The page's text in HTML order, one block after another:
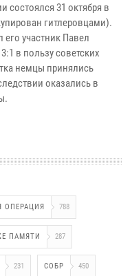
состоялся 31 октября в
гитлеровцами).
его участник Павел
в пользу советских
немцы принялись
оказались в
ОПЕРАЦИЯ 788
ПАМЯТИ 287
231 СОБР 450